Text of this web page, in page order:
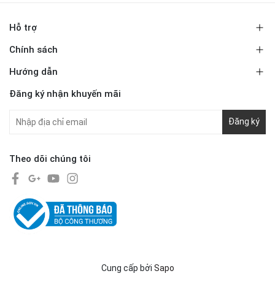
Hỗ trợ
Chính sách
Hướng dẫn
Đăng ký nhận khuyến mãi
Đăng ký
Theo dõi chúng tôi
Cung cấp bởi Sapo